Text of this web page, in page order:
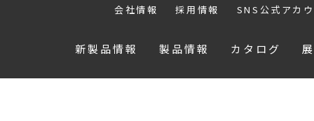
会社情報 採用情報 SNS公式アカ
新製品情報 製品情報 カタログ